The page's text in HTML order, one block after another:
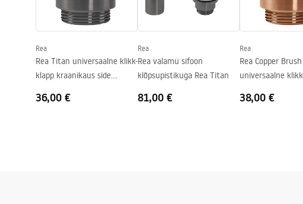
Kuju
Kraani auk
Ei
Ülevooluava
Rea
Rea Titan universaalne klikk-
klapp kraanikaus side
36,00 €
Rea
Rea valamu sifoon
klõpsupistikuga Rea Titan
81,00 €
Rea
Rea Copper Brush
universaalne
38,00 €